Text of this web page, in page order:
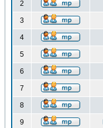
2
3
4
5
6
7
8
9